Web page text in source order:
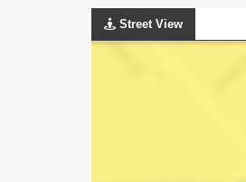
Street View